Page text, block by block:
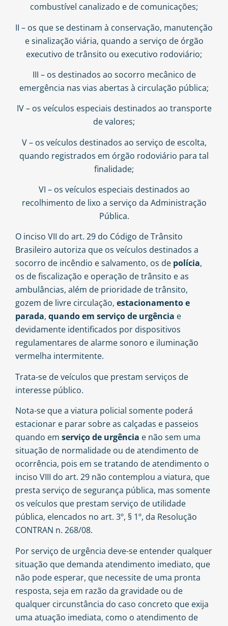
combustível canalizado e de comunicações;
II – os que se destinam à conservação, manutenção
e sinalização viária, quando a serviço de órgão
executivo de trânsito ou executivo rodoviário;
III – os destinados ao socorro mecânico de
emergência nas vias abertas à circulação pública;
IV – os veículos especiais destinados ao transporte
de valores;
V – os veículos destinados ao serviço de escolta,
quando registrados em órgão rodoviário para tal
finalidade;
VI – os veículos especiais destinados ao
recolhimento de lixo a serviço da Administração
Pública.
O inciso VII do art. 29 do Código de Trânsito
Brasileiro autoriza que os veículos destinados a
socorro de incêndio e salvamento, os de polícia,
os de fiscalização e operação de trânsito e as
ambulâncias, além de prioridade de trânsito,
gozem de livre circulação, estacionamento e
parada, quando em serviço de urgência e
devidamente identificados por dispositivos
regulamentares de alarme sonoro e iluminação
vermelha intermitente.
Trata-se de veículos que prestam serviços de
interesse público.
Nota-se que a viatura policial somente poderá
estacionar e parar sobre as calçadas e passeios
quando em serviço de urgência e não sem uma
situação de normalidade ou de atendimento de
ocorrência, pois em se tratando de atendimento o
inciso VIII do art. 29 não contemplou a viatura, que
presta serviço de segurança pública, mas somente
os veículos que prestam serviço de utilidade
pública, elencados no art. 3º, § 1º, da Resolução
CONTRAN n. 268/08.
Por serviço de urgência deve-se entender qualquer
situação que demanda atendimento imediato, que
não pode esperar, que necessite de uma pronta
resposta, seja em razão da gravidade ou de
qualquer circunstância do caso concreto que exija
uma atuação imediata, como o atendimento de